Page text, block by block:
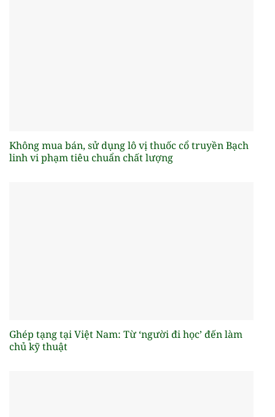
Không mua bán, sử dụng lô vị thuốc cổ truyền Bạch
linh vi phạm tiêu chuẩn chất lượng
Ghép tạng tại Việt Nam: Từ ‘người đi học’ đến làm
chủ kỹ thuật